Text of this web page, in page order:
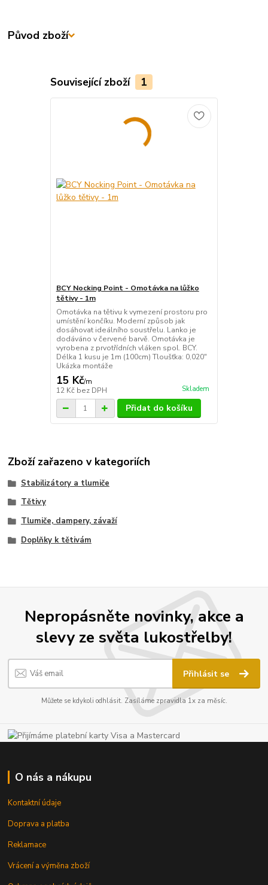
Původ zboží
Související zboží 1
BCY Nocking Point - Omotávka na lůžko
tětivy - 1m
Omotávka na tětivu k vymezení prostoru pro
umístění končíku. Moderní způsob jak
dosáhovat ideálního soustřelu. Lanko je
dodáváno v červené barvě. Omotávka je
vyrobena z prvotřídních vláken spol. BCY.
Délka 1 kusu je 1m (100cm) Tloušťka: 0,020"
Ukázka montáže
15 Kč/m
12 Kč bez DPH Skladem
Přidat do košíku
Zboží zařazeno v kategoriích
Stabilizátory a tlumiče
Tětivy
Tlumiče, dampery, závaží
Doplňky k tětivám
Nepropásněte novinky, akce a
slevy ze světa lukostřelby!
Přihlásit se
Můžete se kdykoli odhlásit. Zasíláme zpravidla 1x za měsíc.
O nás a nákupu
Kontaktní údaje
Doprava a platba
Reklamace
Vrácení a výměna zboží